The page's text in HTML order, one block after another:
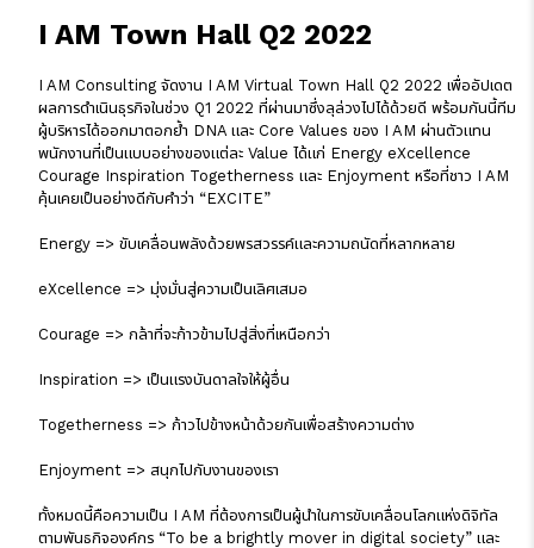
I AM Town Hall Q2 2022
I AM Consulting จัดงาน I AM Virtual Town Hall Q2 2022 เพื่ออัปเดต
ผลการดำเนินธุรกิจในช่วง Q1 2022 ที่ผ่านมาซึ่งลุล่วงไปได้ด้วยดี พร้อมกันนี้ทีม
ผู้บริหารได้ออกมาตอกย้ำ DNA และ Core Values ของ I AM ผ่านตัวแทน
พนักงานที่เป็นแบบอย่างของแต่ละ Value ได้แก่ Energy eXcellence
Courage Inspiration Togetherness และ Enjoyment หรือที่ชาว I AM
คุ้นเคยเป็นอย่างดีกับคำว่า “EXCITE”
Energy => ขับเคลื่อนพลังด้วยพรสวรรค์และความถนัดที่หลากหลาย
eXcellence => มุ่งมั่นสู่ความเป็นเลิศเสมอ
Courage => กล้าที่จะก้าวข้ามไปสู่สิ่งที่เหนือกว่า
Inspiration => เป็นแรงบันดาลใจให้ผู้อื่น
Togetherness => ก้าวไปข้างหน้าด้วยกันเพื่อสร้างความต่าง
Enjoyment => สนุกไปกับงานของเรา
ทั้งหมดนี้คือความเป็น I AM ที่ต้องการเป็นผู้นำในการขับเคลื่อนโลกแห่งดิจิทัล
ตามพันธกิจองค์กร “To be a brightly mover in digital society” และ